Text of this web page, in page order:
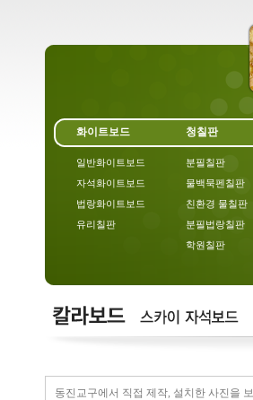
화이트보드
일반화이트보드
자석화이트보드
법랑화이트보드
유리칠판
청칠판
분필칠판
물백묵펜칠판
친환경 물칠판
분필법랑칠판
학원칠판
동진교구에서 직접 제작, 설치한 사진을